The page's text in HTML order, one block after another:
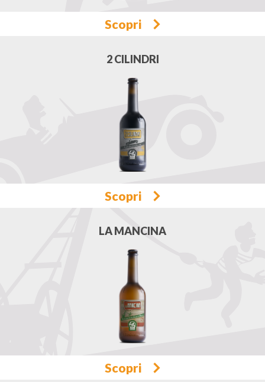
Scopri
2 CILINDRI
Scopri
LA MANCINA
Scopri